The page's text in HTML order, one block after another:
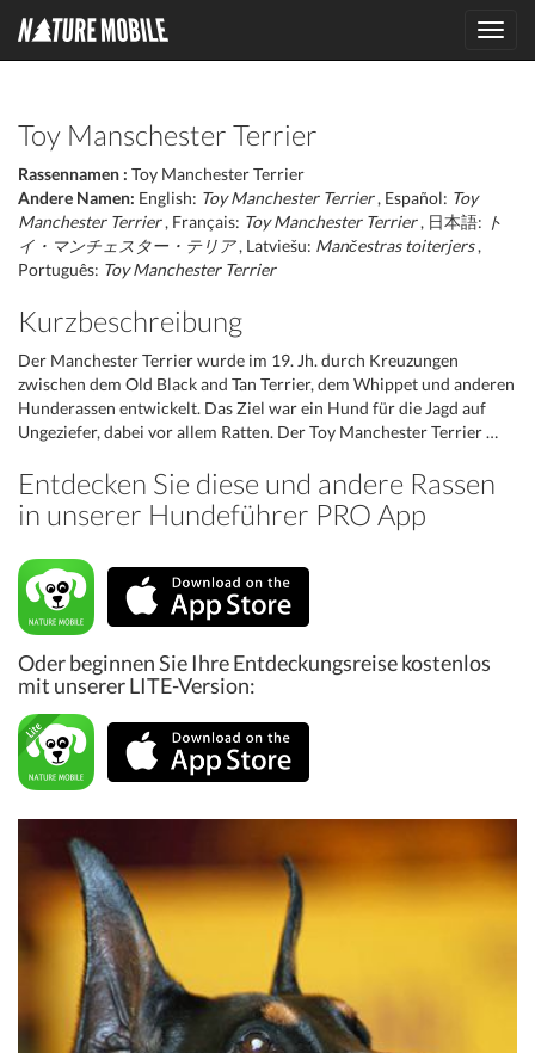
Toy Manschester Terrier
Rassennamen : Toy Manchester Terrier
Andere Namen: English: Toy Manchester Terrier, Español: Toy
Manchester Terrier, Français: Toy Manchester Terrier, 日本語: ト
イ・マンチェスター・テリア, Latviešu: Mančestras toiterjers,
Português: Toy Manchester Terrier
Kurzbeschreibung
Der Manchester Terrier wurde im 19. Jh. durch Kreuzungen
zwischen dem Old Black and Tan Terrier, dem Whippet und anderen
Hunderassen entwickelt. Das Ziel war ein Hund für die Jagd auf
Ungeziefer, dabei vor allem Ratten. Der Toy Manchester Terrier …
Entdecken Sie diese und andere Rassen
in unserer Hundeführer PRO App
Oder beginnen Sie Ihre Entdeckungsreise kostenlos
mit unserer LITE-Version: